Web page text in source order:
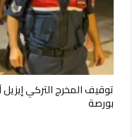
توقيف المخرج التركي
بورصة